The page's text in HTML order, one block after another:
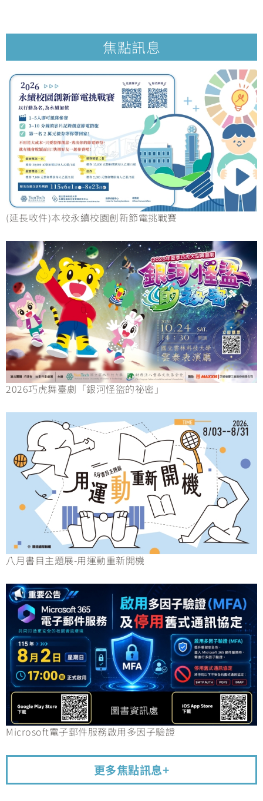
焦點訊息
(延長收件)本校永續校園創新節電挑戰賽
2026巧虎舞臺劇「銀河怪盜的祕密」
八月書目主題展-用運動重新開機
Microsoft電子郵件服務啟用多因子驗證
更多焦點訊息+